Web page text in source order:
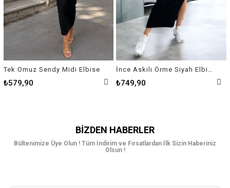
Tek Omuz Sendy Midi Elbise
₺579,90 ₺749,90
BIZDEN HABERLER
Bültenimize Üye Olun ! Tüm İndirim ve Fırsatlardan İlk Sizin Haberiniz
Olsun !